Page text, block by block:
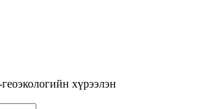
хүрээлэн